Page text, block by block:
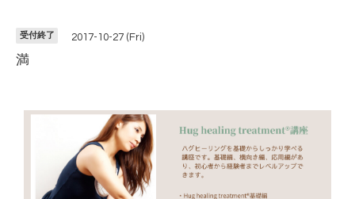
受付終了 2017-10-27 (Fri)
満